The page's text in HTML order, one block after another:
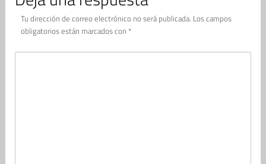
Tu dirección de correo electrónico no será publicada. Los campos
obligatorios están marcados con *